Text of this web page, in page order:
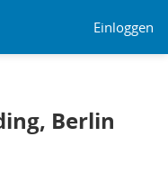
Einloggen
Berlin